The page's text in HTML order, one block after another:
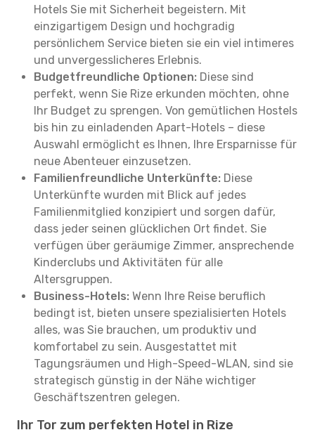
Hotels Sie mit Sicherheit begeistern. Mit
einzigartigem Design und hochgradig
persönlichem Service bieten sie ein viel intimeres
und unvergesslicheres Erlebnis.
Budgetfreundliche Optionen: Diese sind
perfekt, wenn Sie Rize erkunden möchten, ohne
Ihr Budget zu sprengen. Von gemütlichen Hostels
bis hin zu einladenden Apart-Hotels – diese
Auswahl ermöglicht es Ihnen, Ihre Ersparnisse für
neue Abenteuer einzusetzen.
Familienfreundliche Unterkünfte: Diese
Unterkünfte wurden mit Blick auf jedes
Familienmitglied konzipiert und sorgen dafür,
dass jeder seinen glücklichen Ort findet. Sie
verfügen über geräumige Zimmer, ansprechende
Kinderclubs und Aktivitäten für alle
Altersgruppen.
Business-Hotels: Wenn Ihre Reise beruflich
bedingt ist, bieten unsere spezialisierten Hotels
alles, was Sie brauchen, um produktiv und
komfortabel zu sein. Ausgestattet mit
Tagungsräumen und High-Speed-WLAN, sind sie
strategisch günstig in der Nähe wichtiger
Geschäftszentren gelegen.
Ihr Tor zum perfekten Hotel in Rize